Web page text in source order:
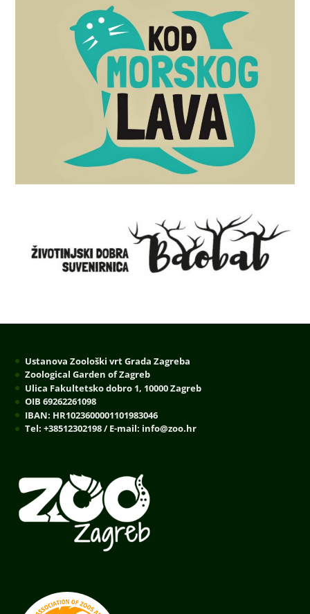
Ustanova Zoološki vrt Grada Zagreba
Zoological Garden of Zagreb
Ulica Fakultetsko dobro 1, 10000 Zagreb
OIB 69262261098
IBAN: HR1023600001101983046
Tel: +38512302198 / E-mail: info@zoo.hr